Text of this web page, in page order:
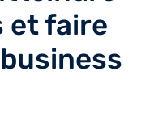
et faire